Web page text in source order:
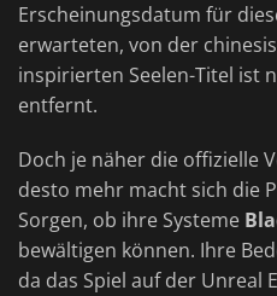
Erscheinungsdatum für
erwarteten, von der
inspirierten Seelen-Titel ist
entfernt.
Doch je näher die offizielle
desto mehr macht sich die
Sorgen, ob ihre Systeme
bewältigen können. Ihre
da das Spiel auf der Unreal